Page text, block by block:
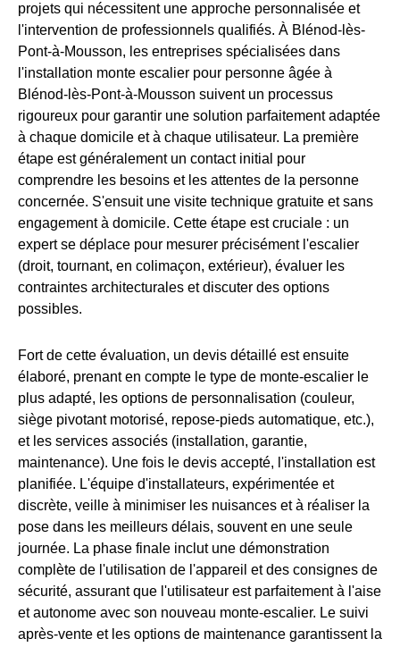
projets qui nécessitent une approche personnalisée et
l'intervention de professionnels qualifiés. À Blénod-lès-
Pont-à-Mousson, les entreprises spécialisées dans
l'installation monte escalier pour personne âgée à
Blénod-lès-Pont-à-Mousson suivent un processus
rigoureux pour garantir une solution parfaitement adaptée
à chaque domicile et à chaque utilisateur. La première
étape est généralement un contact initial pour
comprendre les besoins et les attentes de la personne
concernée. S'ensuit une visite technique gratuite et sans
engagement à domicile. Cette étape est cruciale : un
expert se déplace pour mesurer précisément l'escalier
(droit, tournant, en colimaçon, extérieur), évaluer les
contraintes architecturales et discuter des options
possibles.
Fort de cette évaluation, un devis détaillé est ensuite
élaboré, prenant en compte le type de monte-escalier le
plus adapté, les options de personnalisation (couleur,
siège pivotant motorisé, repose-pieds automatique, etc.),
et les services associés (installation, garantie,
maintenance). Une fois le devis accepté, l'installation est
planifiée. L'équipe d'installateurs, expérimentée et
discrète, veille à minimiser les nuisances et à réaliser la
pose dans les meilleurs délais, souvent en une seule
journée. La phase finale inclut une démonstration
complète de l'utilisation de l'appareil et des consignes de
sécurité, assurant que l'utilisateur est parfaitement à l'aise
et autonome avec son nouveau monte-escalier. Le suivi
après-vente et les options de maintenance garantissent la